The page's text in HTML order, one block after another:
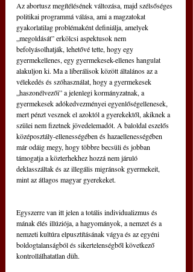
Az abortusz megítélésének változása, majd szélsőséges
politikai programmá válása, ami a magzatokat
gyakorlatilag problémaként definiálja, amelyek
„megoldását” erkölcsi aspektusok nem
befolyásolhatják, lehetővé tette, hogy egy
gyermekellenes, egy gyermekesek-ellenes hangulat
alakuljon ki. Ma a liberálisok között általános az a
vélekedés és szóhasználat, hogy a gyermekesek
„haszonélvezői” a jelenlegi kormányzatnak, a
gyermekesek adókedvezményei egyenlőségellenesek,
mert pénzt vesznek el azoktól a gyerekektől, akiknek a
szülei nem fizetnek jövedelemadót. A baloldal eszelős
középosztály-ellenességében és hazaellenességében
már odáig megy, hogy többre becsüli és jobban
támogatja a közterhekhez hozzá nem járuló
deklasszáltak és az illegális migránsok gyermekeit,
mint az átlagos magyar gyerekeket.
Egyszerre van itt jelen a totális individualizmus és
mának élés illúziója, a hagyományok, a nemzet és a
nemzeti kultúra elpusztításának vágya és az egyéni
boldogtalanságból és sikertelenségből következő
kontrollálhatatlan düh.